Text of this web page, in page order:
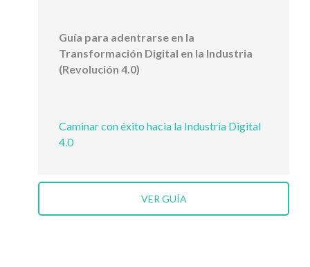
Guía para adentrarse en la
Transformación Digital en la Industria
(Revolución 4.0)
Caminar con éxito hacia la Industria Digital
4.0
VER GUÍA